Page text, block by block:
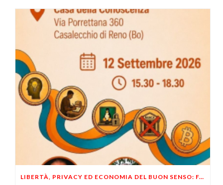
LIBERTÀ, PRIVACY ED ECONOMIA DEL BUON SENSO: FACCO E MUSUMECI A CASALECCHIO DI RENO (BO)